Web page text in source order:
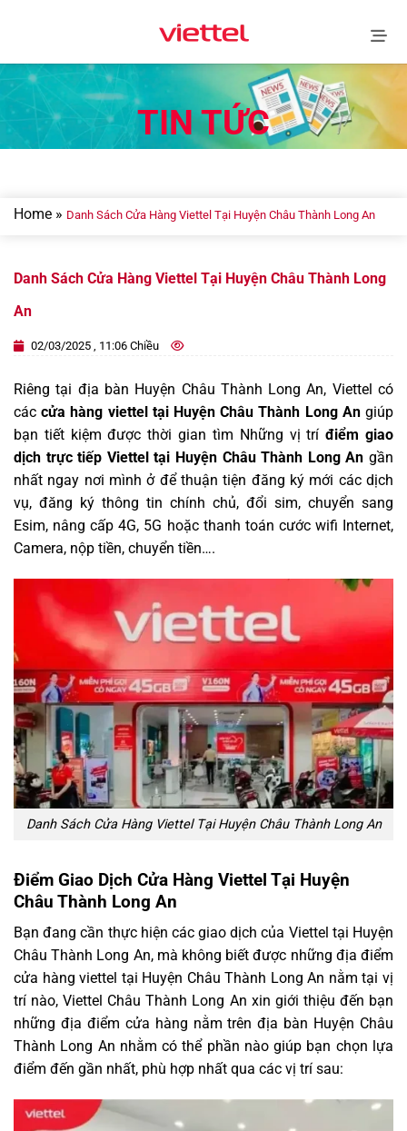
TIN TỨC
Home » Danh Sách Cửa Hàng Viettel Tại Huyện Châu Thành Long An
Danh Sách Cửa Hàng Viettel Tại Huyện Châu Thành Long
An
02/03/2025 , 11:06 Chiều
Riêng tại địa bàn Huyện Châu Thành Long An, Viettel có
cáccửa hàng viettel tại Huyện Châu Thành Long Angiúp
bạn tiết kiệm được thời gian tìm Những vị tríđiểm giao
dịch trực tiếp Viettel tại Huyện Châu Thành Long An gần
nhất ngay nơi mình ở để thuận tiện đăng ký mới các dịch
vụ, đăng ký thông tin chính chủ, đổi sim, chuyển sang
Esim, nâng cấp 4G, 5G hoặc thanh toán cước wifi Internet,
Camera, nộp tiền, chuyển tiền….
Danh Sách Cửa Hàng Viettel Tại Huyện Châu Thành Long An
Điểm Giao Dịch Cửa Hàng Viettel Tại Huyện
Châu Thành Long An
Bạn đang cần thực hiện các giao dịch của Viettel tại Huyện
Châu Thành Long An, mà không biết được những địa điểm
cửa hàng viettel tại Huyện Châu Thành Long An nằm tại vị
trí nào, Viettel Châu Thành Long An xin giới thiệu đến bạn
những địa điểm cửa hàng nằm trên địa bàn Huyện Châu
Thành Long An nhằm có thể phần nào giúp bạn chọn lựa
điểm đến gần nhất, phù hợp nhất qua các vị trí sau: